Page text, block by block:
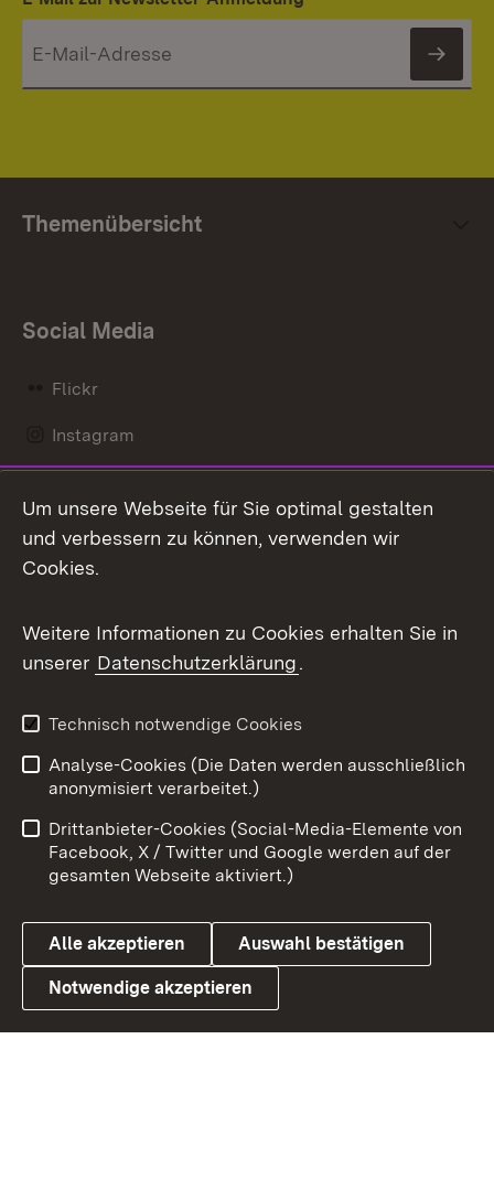
Themenübersicht
Social Media
Flickr
Instagram
Mastodon
Messenger
Social Wall
X / Twitter
Youtube
Link zum Landesportal
Benutzungshinweise
Barrierefreiheit
Datenschutz
Cookies
Um unsere Webseite für Sie optimal gestalten
und verbessern zu können, verwenden wir
Cookies.
Weitere Informationen zu Cookies erhalten Sie in
unserer Datenschutzerklärung.
Technisch notwendige Cookies
Analyse-Cookies (Die Daten werden ausschließlich
anonymisiert verarbeitet.)
Drittanbieter-Cookies (Social-Media-Elemente von
Facebook, X / Twitter und Google werden auf der
gesamten Webseite aktiviert.)
Alle akzeptieren Auswahl bestätigen
Notwendige akzeptieren